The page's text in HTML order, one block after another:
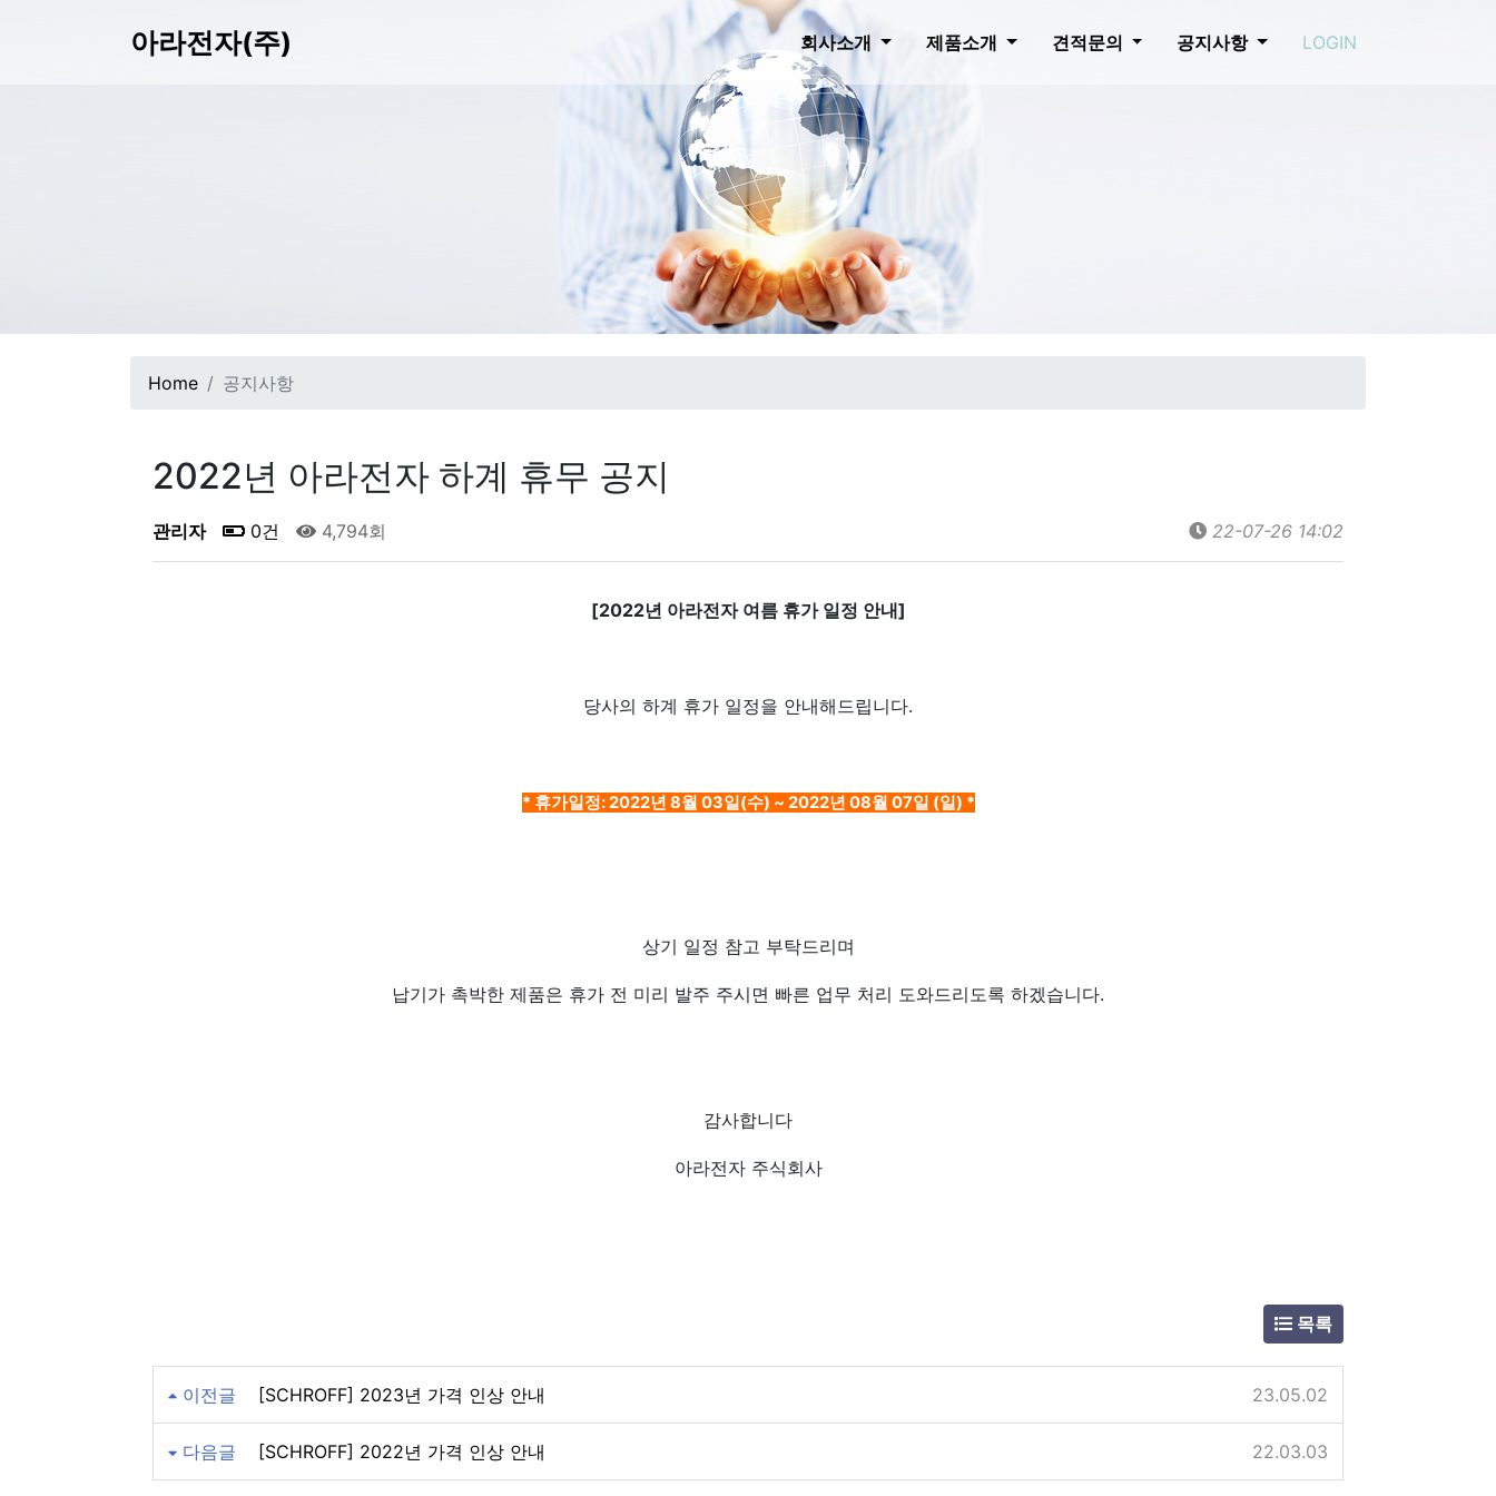
아라전자(주) 회사소개 제품소개 견적문의 공지사항 LOGIN
Home 공지사항
2022년 아라전자 하계 휴무 공지
관리자 0건 4,794회 22-07-26 14:02
[2022년 아라전자 여름 휴가 일정 안내]
당사의 하계 휴가 일정을 안내해드립니다.
* 휴가일정: 2022년 8월 03일(수) ~ 2022년 08월 07일 (일) *
상기 일정 참고 부탁드리며
납기가 촉박한 제품은 휴가 전 미리 발주 주시면 빠른 업무 처리 도와드리도록 하겠습니다.
감사합니다
아라전자 주식회사
목록
이전글 [SCHROFF] 2023년 가격 인상 안내 23.05.02
다음글 [SCHROFF] 2022년 가격 인상 안내 22.03.03